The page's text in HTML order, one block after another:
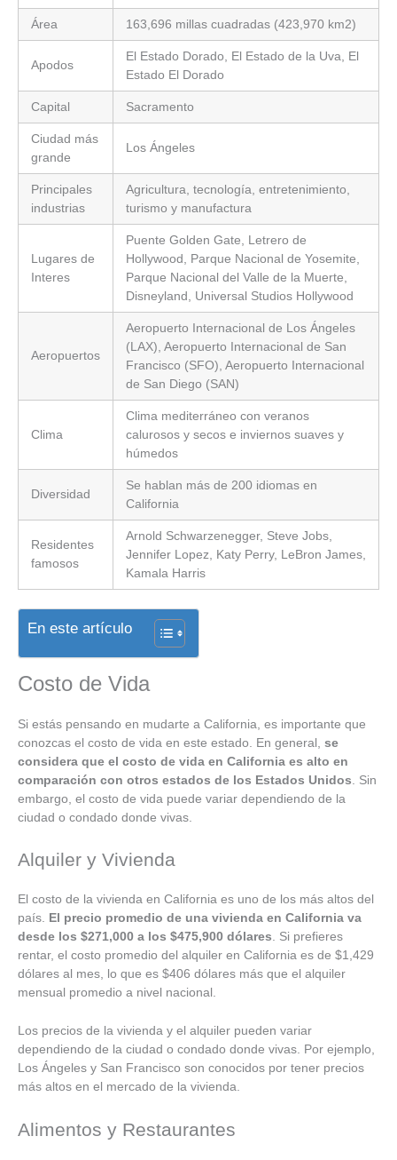
Área 163,696 millas cuadradas (423,970 km2)
Apodos
El Estado Dorado, El Estado de la Uva, El
Estado El Dorado
Capital Sacramento
Ciudad más
grande
Los Ángeles
Principales
industrias
Agricultura, tecnología, entretenimiento,
turismo y manufactura
Lugares de
Interes
Puente Golden Gate, Letrero de
Hollywood, Parque Nacional de Yosemite,
Parque Nacional del Valle de la Muerte,
Disneyland, Universal Studios Hollywood
Aeropuertos
Aeropuerto Internacional de Los Ángeles
(LAX), Aeropuerto Internacional de San
Francisco (SFO), Aeropuerto Internacional
de San Diego (SAN)
Clima
Clima mediterráneo con veranos
calurosos y secos e inviernos suaves y
húmedos
Diversidad
Se hablan más de 200 idiomas en
California
Residentes
famosos
Arnold Schwarzenegger, Steve Jobs,
Jennifer Lopez, Katy Perry, LeBron James,
Kamala Harris
En este artículo
Costo de Vida
Si estás pensando en mudarte a California, es importante que
conozcas el costo de vida en este estado. En general, se
considera que el costo de vida en California es alto en
comparación con otros estados de los Estados Unidos . Sin
embargo, el costo de vida puede variar dependiendo de la
ciudad o condado donde vivas.
Alquiler y Vivienda
El costo de la vivienda en California es uno de los más altos del
país. El precio promedio de una vivienda en California va
desde los $271,000 a los $475,900 dólares . Si prefieres
rentar, el costo promedio del alquiler en California es de $1,429
dólares al mes, lo que es $406 dólares más que el alquiler
mensual promedio a nivel nacional.
Los precios de la vivienda y el alquiler pueden variar
dependiendo de la ciudad o condado donde vivas. Por ejemplo,
Los Ángeles y San Francisco son conocidos por tener precios
más altos en el mercado de la vivienda.
Alimentos y Restaurantes